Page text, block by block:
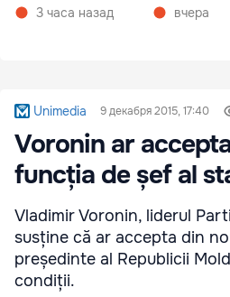
3 часа назад
вчера
Unimedia 9 декабря 2015, 17:40
Voronin ar
funcția de șef al
Vladimir Voronin, liderul
susține că ar accepta din
președinte al Republicii
condiții.